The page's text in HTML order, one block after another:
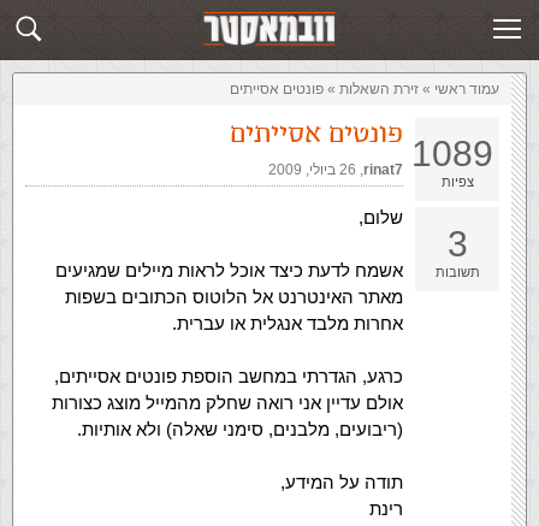
שלח תשובה זירת השאלות
עמוד ראשי » ‏זירת השאלות‏ » פונטים אסייתים
1089
צפיות
3
תשובות
פונטים אסייתים
rinat7
,‏ 26 ביולי, 2009
שלום,
אשמח לדעת כיצד אוכל לראות מיילים שמגיעים
מאתר האינטרנט אל הלוטוס הכתובים בשפות
אחרות מלבד אנגלית או עברית.
כרגע, הגדרתי במחשב הוספת פונטים אסייתים,
אולם עדיין אני רואה שחלק מהמייל מוצג כצורות
(ריבועים, מלבנים, סימני שאלה) ולא אותיות.
תודה על המידע,
רינת